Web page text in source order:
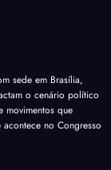
sede em Brasília,
o cenário político
movimentos que
no Congresso